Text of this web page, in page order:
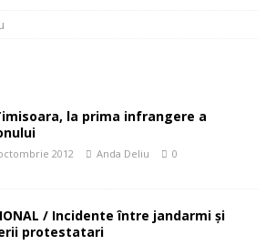
la prima infrangere a
2012 Anda Deliu 0
/ Incidente între jandarmi şi
protestatari